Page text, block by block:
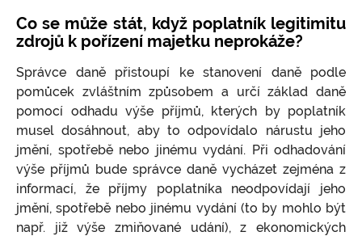
Co se může stát, když poplatník legitimitu
zdrojů k pořízení majetku neprokáže?
Správce daně přistoupí ke stanovení daně podle
pomůcek zvláštním způsobem a určí základ daně
pomocí odhadu výše příjmů, kterých by poplatník
musel dosáhnout, aby to odpovídalo nárustu jeho
jmění, spotřebě nebo jinému vydání. Při odhadování
výše příjmů bude správce daně vycházet zejména z
informací, že příjmy poplatníka neodpovídají jeho
jmění, spotřebě nebo jinému vydání (to by mohlo být
např. již výše zmiňované udání), z ekonomických